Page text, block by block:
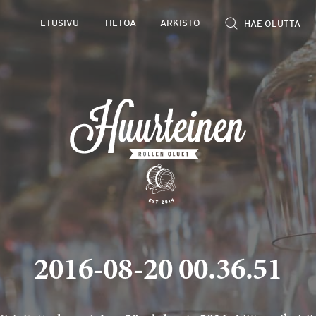
ETUSIVU TIETOA ARKISTO
2016-08-20 00.36.51